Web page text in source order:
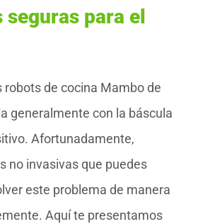
seguras para el
robots de cocina Mambo de
generalmente con la báscula
Afortunadamente,
no invasivas que puedes
este problema de manera
Aquí te presentamos